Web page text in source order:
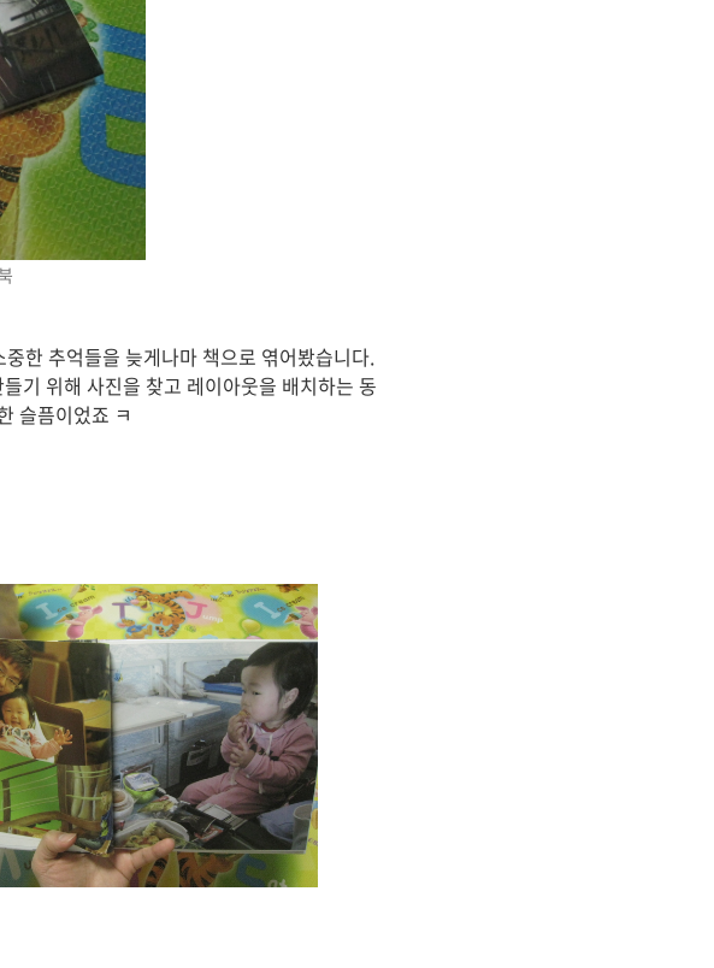
한 추억들을 늦게나마 책으로 엮어봤습니다.
기 위해 사진을 찾고 레이아웃을 배치하는 동
슬픔이었죠 ㅋ